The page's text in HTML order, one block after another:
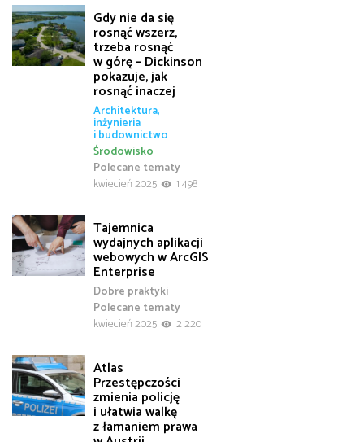
Gdy nie da się
rosnąć wszerz,
trzeba rosnąć
w górę – Dickinson
pokazuje, jak
rosnąć inaczej
Architektura,
inżynieria
i budownictwo
Polecane tematy
Środowisko
kwiecień 2025
1 498
Tajemnica
wydajnych aplikacji
webowych w ArcGIS
Enterprise
Dobre praktyki
Polecane tematy
kwiecień 2025
2 220
Atlas
Przestępczości
zmienia policję
i ułatwia walkę
z łamaniem prawa